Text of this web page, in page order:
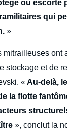
ou escorté
qui
»
mitrailleuses ont
stockage et de
«Au-delà,
la flotte
», conclut la